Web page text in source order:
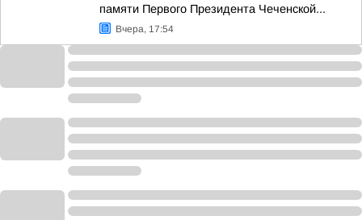
памяти Первого Президента Чеченской...
Вчера, 17:54